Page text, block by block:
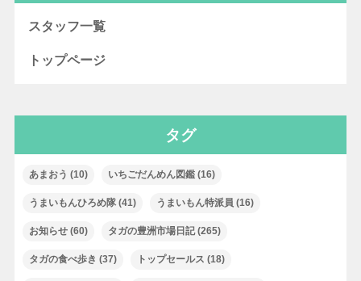
スタッフ一覧
トップページ
タグ
あまおう (10) いちごだんめん図鑑(16)
うまいもんひろめ隊(41) うまいもん特派員 (16)
お知らせ(60) タガの豊洲市場日記(265)
タガの食べ歩き (37) トップセールス (18)